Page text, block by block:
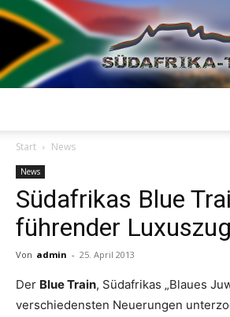
TV
Start News
News
Südafrikas Blue
führender
Von admin - 25. April 2013
Der Blue Train, Südafrikas „Blaues
verschiedensten Neuerungen